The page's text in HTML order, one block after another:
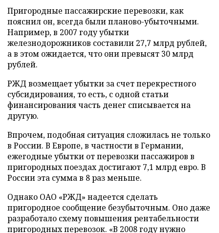
Пригородные пассажирские перевозки, как
пояснил он, всегда были планово-убыточными.
Например, в 2007 году убытки
железнодорожников составили 27,7 млрд рублей,
а в этом ожидается, что они превысят 30 млрд
рублей.
РЖД возмещает убытки за счет перекрестного
субсидирования, то есть, с одной статьи
финансирования часть денег списывается на
другую.
Впрочем, подобная ситуация сложилась не только
в России. В Европе, в частности в Германии,
ежегодные убытки от перевозки пассажиров в
пригородных поездах достигают 7,1 млрд евро. В
России эта сумма в 8 раз меньше.
Однако ОАО «РЖД» надеется сделать
пригородное сообщение безубыточным. Оно даже
разработало схему повышения рентабельности
пригородных перевозок. «В 2008 году нужно